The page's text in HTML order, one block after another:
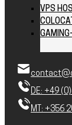
VPS
DE: +49
MT: +356